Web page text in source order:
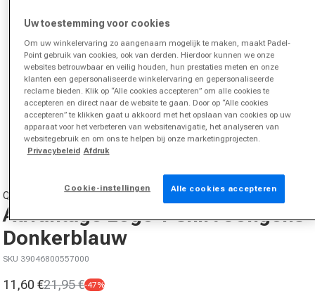
Media 1 in modal openen
1 /van
3
QUIET PLEASE
Advantage Logo T-shirt Jongens-
Donkerblauw
SKU 39046800557000
Aanbiedingsprijs
11,60 €
Normale prijs
21,95 €-47%
Uw toestemming voor cookies
Om uw winkelervaring zo aangenaam mogelijk te maken, maakt Padel-
Point gebruik van cookies, ook van derden. Hierdoor kunnen we onze
websites betrouwbaar en veilig houden, hun prestaties meten en onze
klanten een gepersonaliseerde winkelervaring en gepersonaliseerde
reclame bieden. Klik op “Alle cookies accepteren” om alle cookies te
accepteren en direct naar de website te gaan. Door op “Alle cookies
accepteren” te klikken gaat u akkoord met het opslaan van cookies op uw
apparaat voor het verbeteren van websitenavigatie, het analyseren van
websitegebruik en om ons te helpen bij onze marketingprojecten.
Privacybeleid Afdruk
Cookie-instellingen Alle cookies accepteren